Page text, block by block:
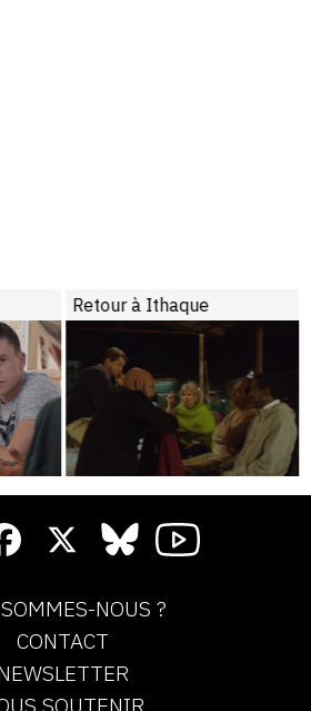
Retour à Ithaque
NOUS ?
CONTACT
SOUTENIR